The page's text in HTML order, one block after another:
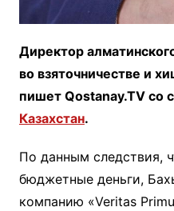
Директор
во взяточничестве и
пишет Qostanay.TV со
Казахстан.
По данным следствия,
бюджетные деньги,
компанию «Veritas